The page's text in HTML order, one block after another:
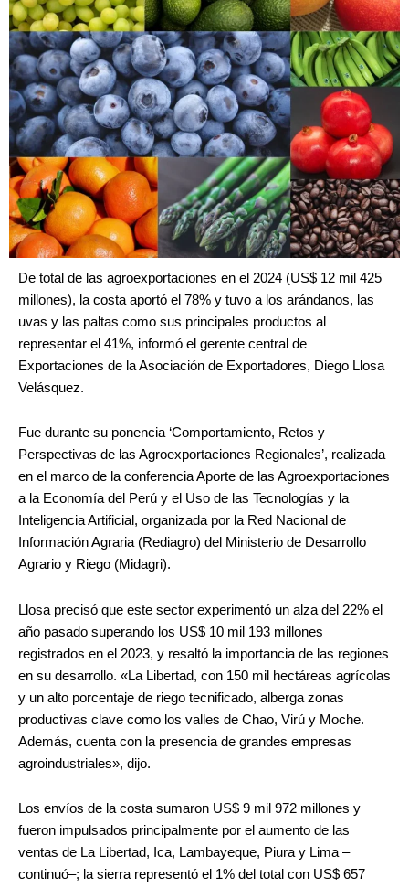
De total de las agroexportaciones en el 2024 (US$ 12 mil 425
millones), la costa aportó el 78% y tuvo a los arándanos, las
uvas y las paltas como sus principales productos al
representar el 41%, informó el gerente central de
Exportaciones de la Asociación de Exportadores, Diego Llosa
Velásquez.
Fue durante su ponencia ‘Comportamiento, Retos y
Perspectivas de las Agroexportaciones Regionales’, realizada
en el marco de la conferencia Aporte de las Agroexportaciones
a la Economía del Perú y el Uso de las Tecnologías y la
Inteligencia Artificial, organizada por la Red Nacional de
Información Agraria (Rediagro) del Ministerio de Desarrollo
Agrario y Riego (Midagri).
Llosa precisó que este sector experimentó un alza del 22% el
año pasado superando los US$ 10 mil 193 millones
registrados en el 2023, y resaltó la importancia de las regiones
en su desarrollo. «La Libertad, con 150 mil hectáreas agrícolas
y un alto porcentaje de riego tecnificado, alberga zonas
productivas clave como los valles de Chao, Virú y Moche.
Además, cuenta con la presencia de grandes empresas
agroindustriales», dijo.
Los envíos de la costa sumaron US$ 9 mil 972 millones y
fueron impulsados principalmente por el aumento de las
ventas de La Libertad, Ica, Lambayeque, Piura y Lima –
continuó–; la sierra representó el 1% del total con US$ 657